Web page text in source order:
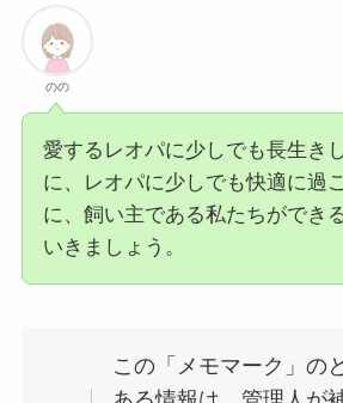
のの
愛するレオパに少しでも長生き
に、レオパに少しでも快適に過
に、飼い主である私たちができ
いきましょう。
この「メモマーク」の